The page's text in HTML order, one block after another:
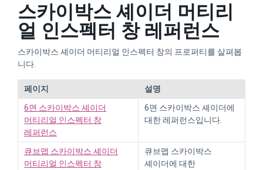
스카이박스 셰이더 머티리
얼 인스펙터 창 레퍼런스
스카이박스 셰이더 머티리얼 인스펙터 창의 프로퍼티를 살펴봅
니다.
페이지
설명
6면 스카이박스 셰이더
머티리얼 인스펙터 창
레퍼런스
6면 스카이박스 셰이더에
대한 레퍼런스입니다.
큐브맵 스카이박스 셰이더
머티리얼 인스펙터 창
큐브맵 스카이박스
셰이더에 대한